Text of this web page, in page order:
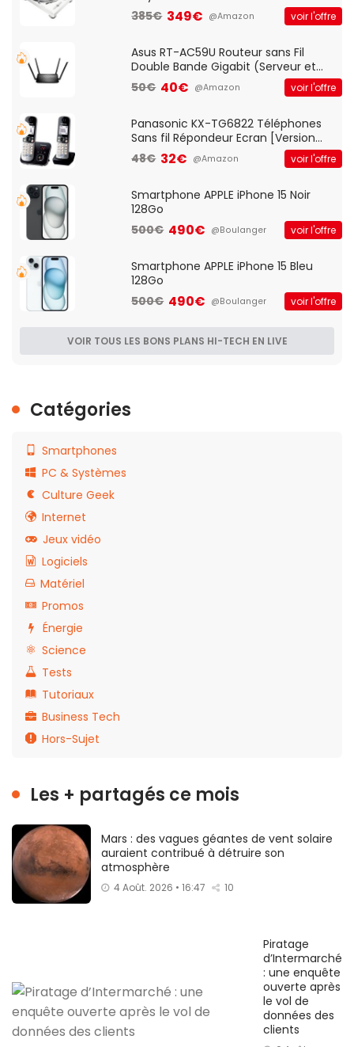
vitesses (33-45-78 trs/min) avec
pre-ampli intégré et port USB
385€ 349€ @Amazon voir l'offre
Asus RT-AC59U Routeur sans Fil
Double Bande Gigabit (Serveur et
Client VPN, Triple Vlan, Mode Point
d'accès et Bridge, contrôle Parental,
50€ 40€ @Amazon voir l'offre
Panasonic KX-TG6822 Téléphones
Sans fil Répondeur Ecran [Version
Française]
48€ 32€ @Amazon voir l'offre
Smartphone APPLE iPhone 15 Noir
128Go
500€ 490€ @Boulanger voir l'offre
Smartphone APPLE iPhone 15 Bleu
128Go
500€ 490€ @Boulanger voir l'offre
VOIR TOUS LES BONS PLANS HI-TECH EN LIVE
Catégories
Smartphones
PC & Systèmes
Culture Geek
Internet
Jeux vidéo
Logiciels
Matériel
Promos
Énergie
Science
Tests
Tutoriaux
Business Tech
Hors-Sujet
Les + partagés ce mois
Mars : des vagues géantes de vent solaire
auraient contribué à détruire son
atmosphère
4 Août. 2026 • 16:47 10
Piratage
d’Intermarché
: une enquête
ouverte après
le vol de
données des
clients